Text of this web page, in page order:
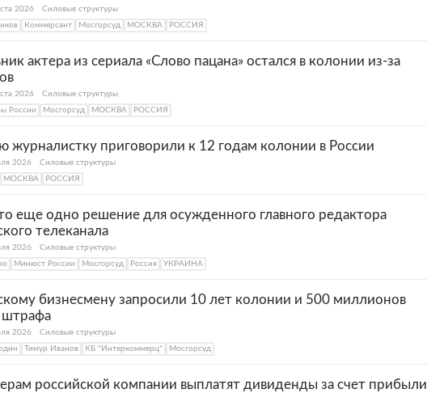
2026
Силовые структуры
Коммерсант Мосгорсуд МОСКВА РОССИЯ
актера из сериала «Слово пацана» остался в колонии из-за
2026
Силовые структуры
России
Мосгорсуд МОСКВА РОССИЯ
журналистку приговорили к 12 годам колонии в России
2026
Силовые структуры
МОСКВА РОССИЯ
еще одно решение для осужденного главного редактора
телеканала
2026
Силовые структуры
Минюст России Мосгорсуд Россия УКРАИНА
бизнесмену запросили 10 лет колонии и 500 миллионов
штрафа
2026
Силовые структуры
Тимур Иванов КБ "Интеркоммерц" Мосгорсуд
российской компании выплатят дивиденды за счет прибыли